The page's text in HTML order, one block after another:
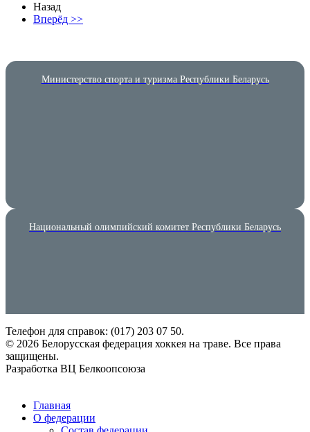
Назад
Вперёд >>
Министерство спорта и туризма Республики Беларусь
Национальный олимпийский комитет Республики Беларусь
Телефон для справок: (017) 203 07 50.
© 2026 Белорусская федерация хоккея на траве. Все права
защищены.
Разработка ВЦ Белкоопсоюза
Главная
О федерации